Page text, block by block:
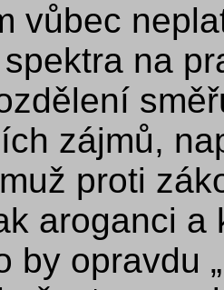
vůbec
na
zájmů,
proti
aroganci a
by opravdu